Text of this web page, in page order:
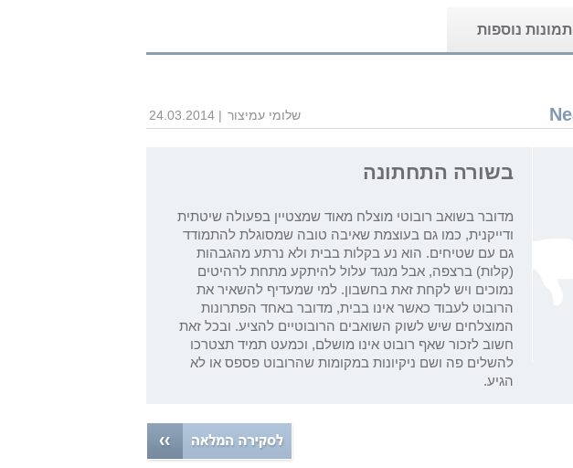
תמונות נוספות
שלומי עמיצור | 24.03.2014
בשורה התחתונה
מדובר בשואב רובוטי מוצלח מאוד שמצטיין בפעולה שיטתית
ודייקנית, כמו גם בעוצמת שאיבה טובה שמסוגלת להתמודד
גם עם שטיחים. הוא נע בקלות בבית ולא נרתע מהגבהות
(קלות) ברצפה, אבל מנגד עלול להיתקע מתחת לרהיטים
נמוכים ויש לקחת זאת בחשבון. למי שמעדיף להשאיר את
הרובוט לעבוד כאשר אינו בבית, מדובר באחד הפתרונות
המוצלחים שיש לשוק השואבים הרובוטיים להציע. ובכל זאת
חשוב לזכור שאף רובוט אינו מושלם, וכמעט תמיד תצטרכו
להשלים פה ושם ניקיונות במקומות שהרובוט פספס או לא
הגיע.